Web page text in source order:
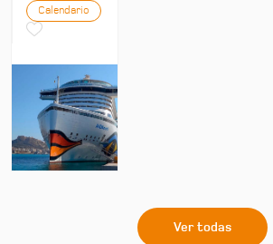
Calendario
Ver todas